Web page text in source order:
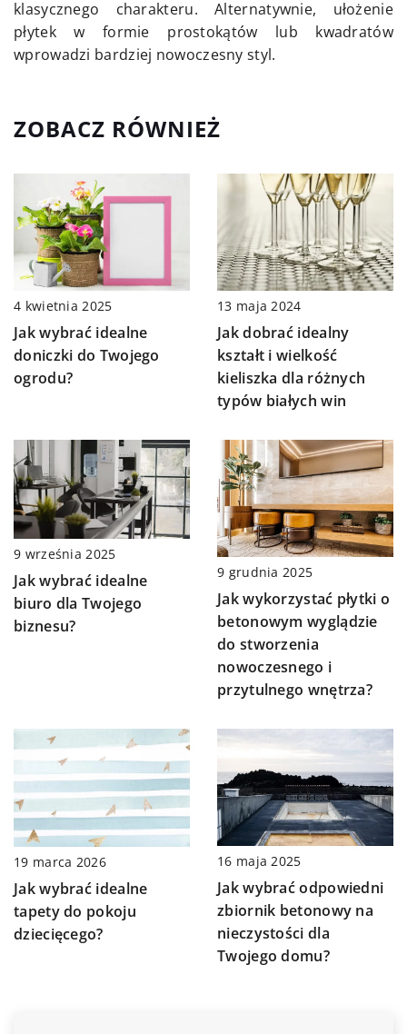
klasycznego charakteru. Alternatywnie, ułożenie
płytek w formie prostokątów lub kwadratów
wprowadzi bardziej nowoczesny styl.
ZOBACZ RÓWNIEŻ
4 kwietnia 2025
Jak wybrać idealne
doniczki do Twojego
ogrodu?
13 maja 2024
Jak dobrać idealny
kształt i wielkość
kieliszka dla różnych
typów białych win
9 września 2025
Jak wybrać idealne
biuro dla Twojego
biznesu?
9 grudnia 2025
Jak wykorzystać płytki o
betonowym wyglądzie
do stworzenia
nowoczesnego i
przytulnego wnętrza?
19 marca 2026
Jak wybrać idealne
tapety do pokoju
dziecięcego?
16 maja 2025
Jak wybrać odpowiedni
zbiornik betonowy na
nieczystości dla
Twojego domu?